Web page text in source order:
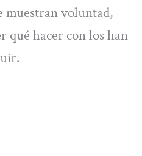
muestran voluntad,
qué hacer con los han